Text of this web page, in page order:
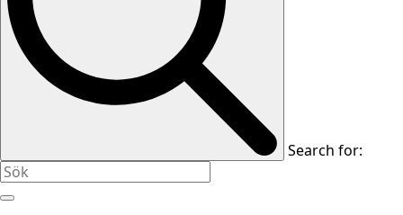
Search for: